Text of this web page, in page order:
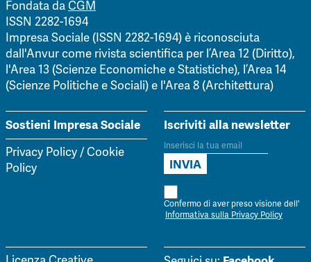
Fondata daCGM
ISSN 2282-1694
Impresa Sociale (ISSN 2282-1694) è riconosciuta
dall'Anvur come rivista scientifica per l’Area 12 (Diritto),
l'Area 13 (Scienze Economiche e Statistiche), l’Area 14
(Scienze Politiche e Sociali) e l'Area 8 (Architettura)
Sostieni Impresa Sociale
Privacy Policy/Cookie
Policy
Iscriviti alla newsletter
Confermo di aver preso visione dell'
Informativa sulla Privacy Policy